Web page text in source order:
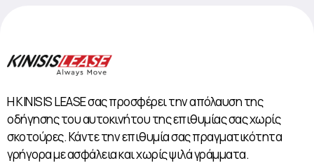
Η KINISIS LEASE σας προσφέρει την απόλαυση της
οδήγησης του αυτοκινήτου της επιθυμίας σας χωρίς
σκοτούρες. Κάντε την επιθυμία σας πραγματικότητα
γρήγορα με ασφάλεια και χωρίς ψιλά γράμματα.